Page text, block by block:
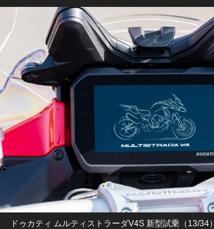
ドゥカティ ムルティストラーダV4S 新型試乗（13/34）